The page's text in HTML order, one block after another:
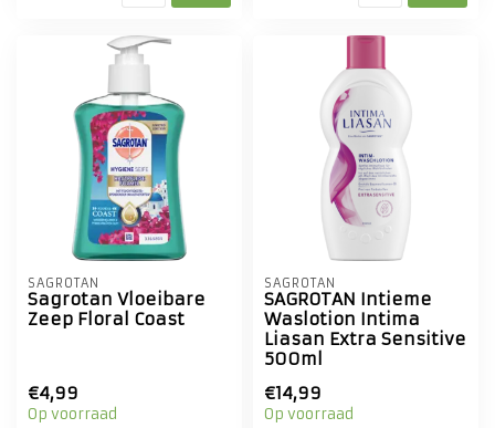
SAGROTAN
Sagrotan Vloeibare
Zeep Floral Coast
€4,99
Op voorraad
SAGROTAN
SAGROTAN Intieme
Waslotion Intima
Liasan Extra Sensitive
500ml
€14,99
Op voorraad